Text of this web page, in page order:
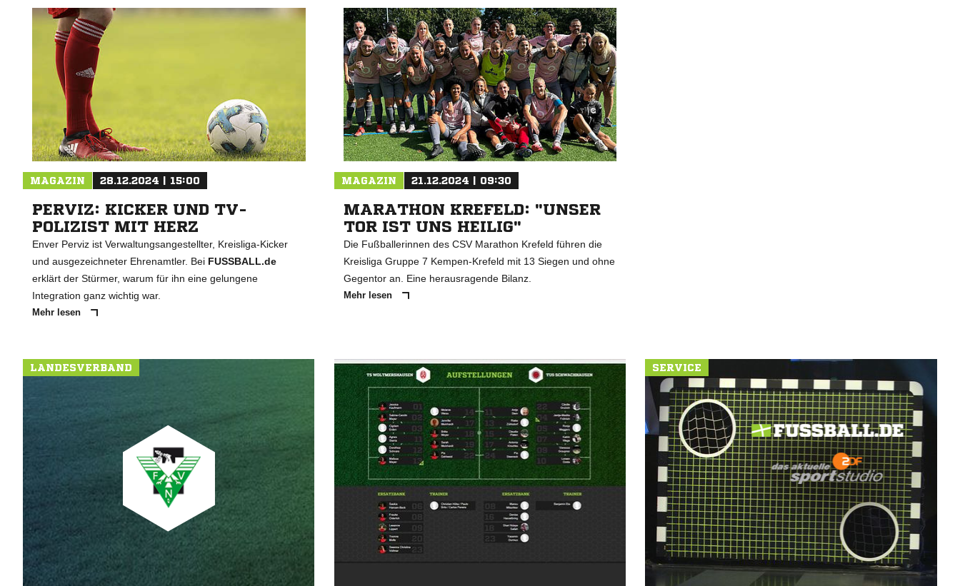
MAGAZIN 28.12.2024 | 15:00
PERVIZ: KICKER UND TV-
POLIZIST MIT HERZ
Enver Perviz ist Verwaltungsangestellter, Kreisliga-Kicker
und ausgezeichneter Ehrenamtler. Bei FUSSBALL.de
erklärt der Stürmer, warum für ihn eine gelungene
Integration ganz wichtig war.
Mehr lesen
MAGAZIN 21.12.2024 | 09:30
MARATHON KREFELD: "UNSER
TOR IST UNS HEILIG"
Die Fußballerinnen des CSV Marathon Krefeld führen die
Kreisliga Gruppe 7 Kempen-Krefeld mit 13 Siegen und ohne
Gegentor an. Eine herausragende Bilanz.
Mehr lesen
LANDESVERBAND SERVICE